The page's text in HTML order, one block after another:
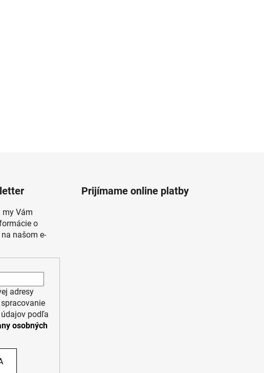
my Vám
o
našom e-
adresy
podľa
osobných
Prijímame online platby